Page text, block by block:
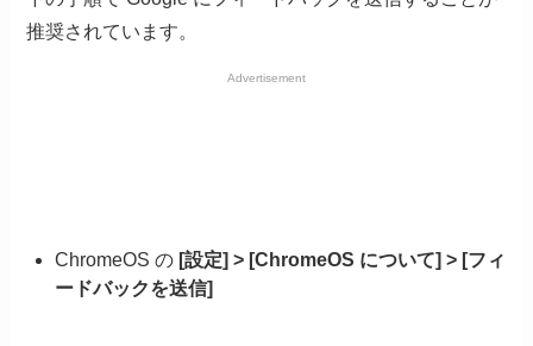
推奨されています。
Advertisement
ChromeOS の [設定] > [ChromeOS について] > [フィ
ードバックを送信]